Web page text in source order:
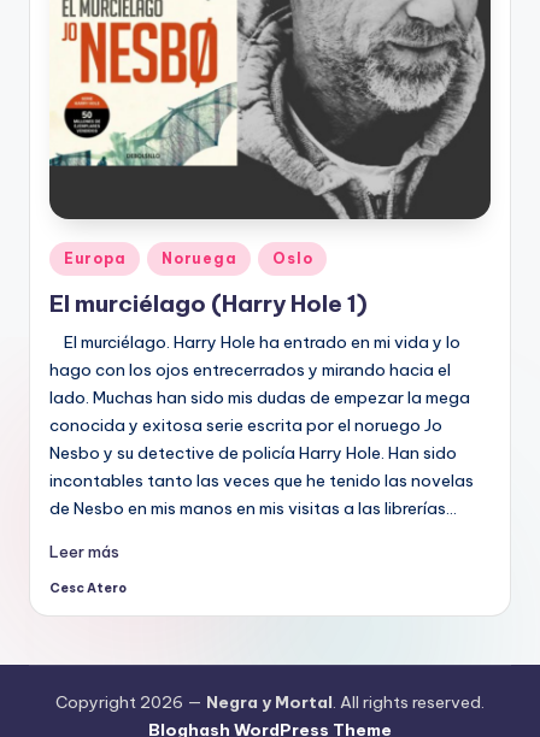
Publicado
en
Europa Noruega Oslo
El murciélago (Harry Hole 1)
El murciélago. Harry Hole ha entrado en mi vida y lo
hago con los ojos entrecerrados y mirando hacia el
lado. Muchas han sido mis dudas de empezar la mega
conocida y exitosa serie escrita por el noruego Jo
Nesbo y su detective de policía Harry Hole. Han sido
incontables tanto las veces que he tenido las novelas
de Nesbo en mis manos en mis visitas a las librerías…
Leer más
Publicado
Cesc Atero
Copyright 2026 — Negra y Mortal. All rights reserved.
Bloghash WordPress Theme